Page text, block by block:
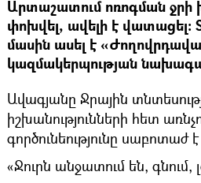
Արտաշատում ոռոգման ջրի
փոխվել, ավելի է վատացել։
մասին ասել է
կազմակերպության
Ավագյանը Ջրային
իշխանությունների հետ
գործունեությունը սաբոտաժ
«Ջուրն անջատում են, գնում,